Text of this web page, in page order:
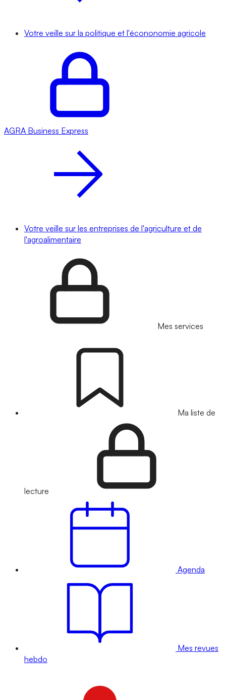
Votre veille sur la politique et l'écononomie agricole
AGRA Business Express
Votre veille sur les entreprises de l'agriculture et de
l'agroalimentaire
Mes services
Ma liste de
lecture
Agenda
Mes revues
hebdo